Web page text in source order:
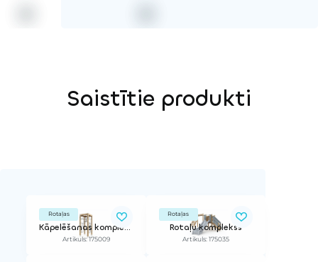
Saistītie produkti
Rotaļas
Kāpelēšanas komplekss
Artikuls: 175009
Rotaļas
Rotaļu komplekss
Artikuls: 175035